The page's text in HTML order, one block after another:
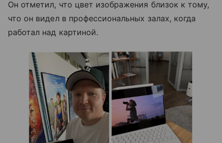
Он отметил, что цвет изображения близок к тому,
что он видел в профессиональных залах, когда
работал над картиной.